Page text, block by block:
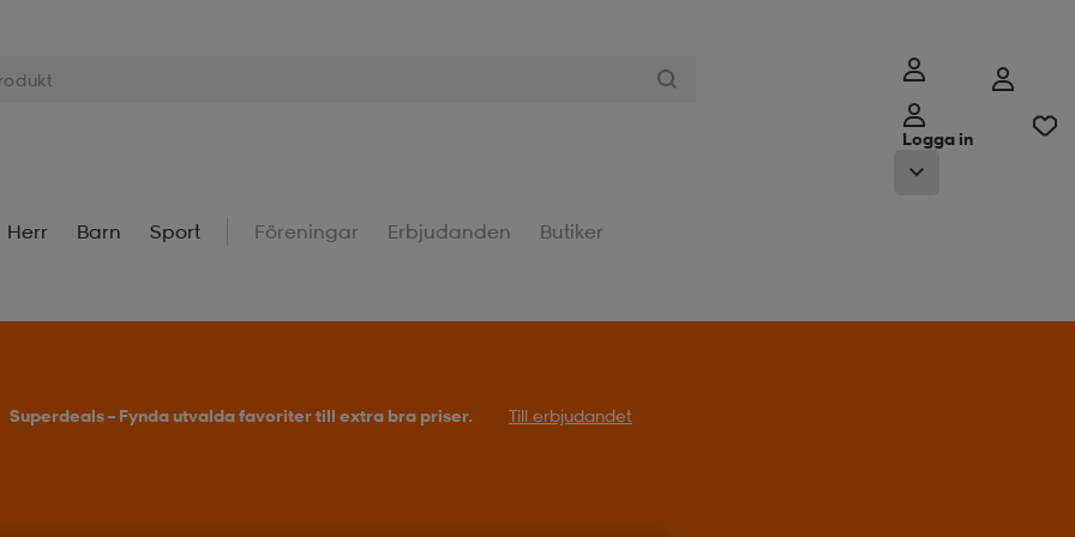
Logga in
Herr Barn Sport Föreningar Erbjudanden Butiker
Superdeals – Fynda utvalda favoriter till extra bra priser. Till erbjudandet